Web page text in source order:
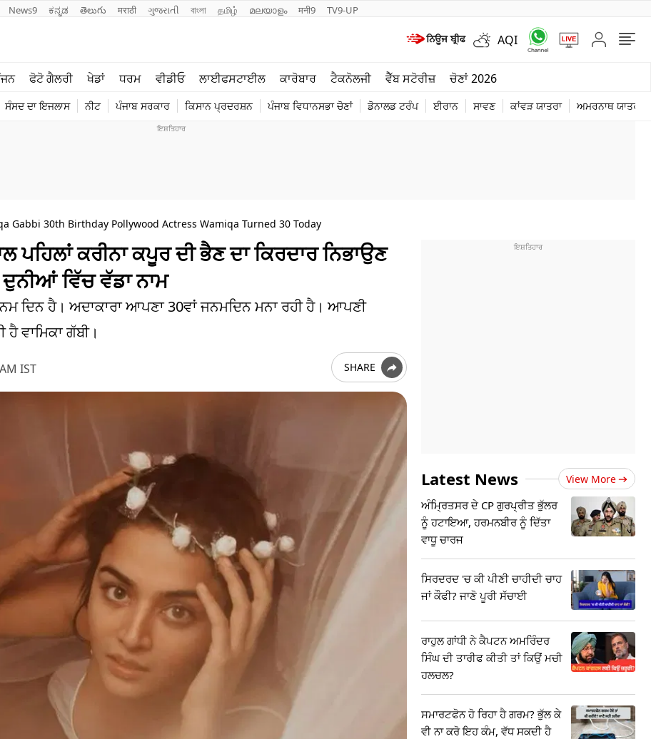
News9 ಕನ್ನಡ తెలుగు मराठी ગુજરાતી বাংলা தமிழ் മലയാളം मनी9 TV9-UP
AQI
ਫੋਟੋ ਗੈਲਰੀ ਖੇਡਾਂ ਧਰਮ ਵੀਡੀਓ ਲਾਈਫਸਟਾਈਲ ਕਾਰੋਬਾਰ ਟੈਕਨੋਲਜੀ ਵੈੱਬ ਸਟੋਰੀਜ਼ ਚੋਣਾਂ 2026
ਸੰਸਦ ਦਾ ਇਜਲਾਸ ਨੀਟ ਪੰਜਾਬ ਸਰਕਾਰ ਕਿਸਾਨ ਪ੍ਰਦਰਸ਼ਨ ਪੰਜਾਬ ਵਿਧਾਨਸਭਾ ਚੋਣਾਂ ਡੋਨਾਲਡ ਟਰੰਪ ਈਰਾਨ ਸਾਵਣ ਕਾਂਵੜ ਯਾਤਰਾ ਅਮਰਨਾਥ ਯਾਤਰਾ
ਪੰਜਾਬ
ਟੈਕਨੋਲਜੀ
ਦੁਨੀਆ
Gabbi 30th Birthday Pollywood Actress Wamiqa Turned 30 Today
ਕਰੀਨਾ ਕਪੂਰ ਦੀ ਭੈਣ ਦਾ ਕਿਰਦਾਰ ਨਿਭਾਉਣ
ਦੁਨੀਆਂ ਵਿੱਚ ਵੱਡਾ ਨਾਮ
ਦਿਨ ਹੈ। ਅਦਾਕਾਰਾ ਆਪਣਾ 30ਵਾਂ ਜਨਮਦਿਨ ਮਨਾ ਰਹੀ ਹੈ। ਆਪਣੀ
ਵਾਮਿਕਾ ਗੱਬੀ।
IST SHARE
Latest News View More
ਅੰਮ੍ਰਿਤਸਰ ਦੇ CP ਗੁਰਪ੍ਰੀਤ ਭੁੱਲਰ
ਨੂੰ ਹਟਾਇਆ, ਹਰਮਨਬੀਰ ਨੂੰ ਦਿੱਤਾ
ਵਾਧੂ ਚਾਰਜ
ਸਿਰਦਰਦ 'ਚ ਕੀ ਪੀਣੀ ਚਾਹੀਦੀ ਚਾਹ
ਜਾਂ ਕੌਫੀ? ਜਾਣੋ ਪੂਰੀ ਸੱਚਾਈ
ਰਾਹੁਲ ਗਾਂਧੀ ਨੇ ਕੈਪਟਨ ਅਮਰਿੰਦਰ
ਸਿੰਘ ਦੀ ਤਾਰੀਫ ਕੀਤੀ ਤਾਂ ਕਿਉਂ ਮਚੀ
ਹਲਚਲ?
ਸਮਾਰਟਫੋਨ ਹੋ ਰਿਹਾ ਹੈ ਗਰਮ? ਭੁੱਲ ਕੇ
ਵੀ ਨਾ ਕਰੋ ਇਹ ਕੰਮ, ਵੱਧ ਸਕਦੀ ਹੈ